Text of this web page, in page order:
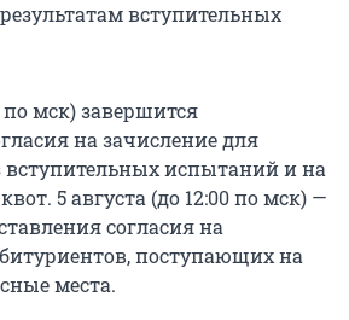
вступительных
по мск) завершится
на зачисление для
испытаний и на
5 августа (до 12:00 по мск) —
согласия на
поступающих на
места.